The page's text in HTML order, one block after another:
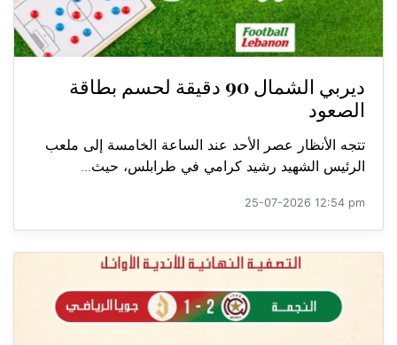
ديربي الشمال 90 دقيقة لحسم بطاقة
الصعود
تتجه الأنظار عصر الأحد عند الساعة الخامسة إلى ملعب
الرئيس الشهيد رشيد كرامي في طرابلس، حيث...
25-07-2026 12:54 pm